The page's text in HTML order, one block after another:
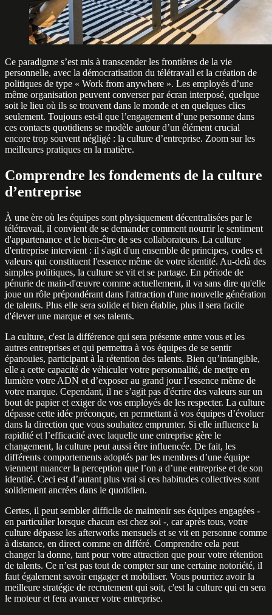
Ce paradigme s’est mis à transcender les frontières de la vie
personnelle, avec la démocratisation du télétravail et la création de
politiques de type « Work from anywhere ». Les employés d’une
même organisation peuvent converser par écran interposé, quelque
soit le lieu où ils se trouvent dans le monde et en quelques clics
seulement. Toujours est-il que l’engagement d’une personne dans
ces contacts quotidiens se modèle autour d’un élément crucial
encore trop souvent négligé : la culture d’entreprise. Zoom sur les
meilleures pratiques en la matière.
Comprendre les fondements de la culture
d’entreprise
À une ère où les équipes sont physiquement décentralisées par le
télétravail, il convient de se demander comment nourrir le sentiment
d'appartenance et le bien-être de ses collaborateurs. La culture
d'entreprise intervient : il s'agit d'un ensemble de principes, codes et
valeurs qui constituent l'essence même de votre identité. Au-delà des
simples politiques, la culture se vit et se partage. En période de
pénurie de main-d'œuvre comme actuellement, il va sans dire qu'elle
joue un rôle prépondérant dans l'attraction d'une nouvelle génération
de talents. Plus elle sera solide et bien établie, plus il sera facile
d'élever une marque et ses talents.
La culture, c'est la différence qui sera présente entre vous et les
autres entreprises et qui permettra à vos équipes de se sentir
épanouies, participant à la rétention des talents. Bien qu’intangible,
elle a cette capacité de véhiculer votre personnalité, de mettre en
lumière votre ADN et d’exposer au grand jour l’essence même de
votre marque. Cependant, il ne s’agit pas d'écrire des valeurs sur un
bout de papier et exiger de vos employés de les respecter. La culture
dépasse cette idée préconçue, en permettant à vos équipes d’évoluer
dans la direction que vous souhaitez emprunter. Si elle influence la
rapidité et l’efficacité avec laquelle une entreprise gère le
changement, la culture peut aussi être influencée. De fait, les
différents comportements adoptés par les membres d’une équipe
viennent nuancer la perception que l’on a d’une entreprise et de son
identité. Ceci est d’autant plus vrai si ces habitudes collectives sont
solidement ancrées dans le quotidien.
Certes, il peut sembler difficile de maintenir ses équipes engagées -
en particulier lorsque chacun est chez soi -, car après tous, votre
culture dépasse les afterworks mensuels et se vit en personne comme
à distance, en direct comme en différé. Comprendre cela peut
changer la donne, tant pour votre attraction que pour votre rétention
de talents. Ce n’est pas tout de compter sur une certaine notoriété, il
faut également savoir engager et mobiliser. Vous pourriez avoir la
meilleure stratégie de recrutement qui soit, c'est la culture qui en sera
le moteur et fera avancer votre entreprise.